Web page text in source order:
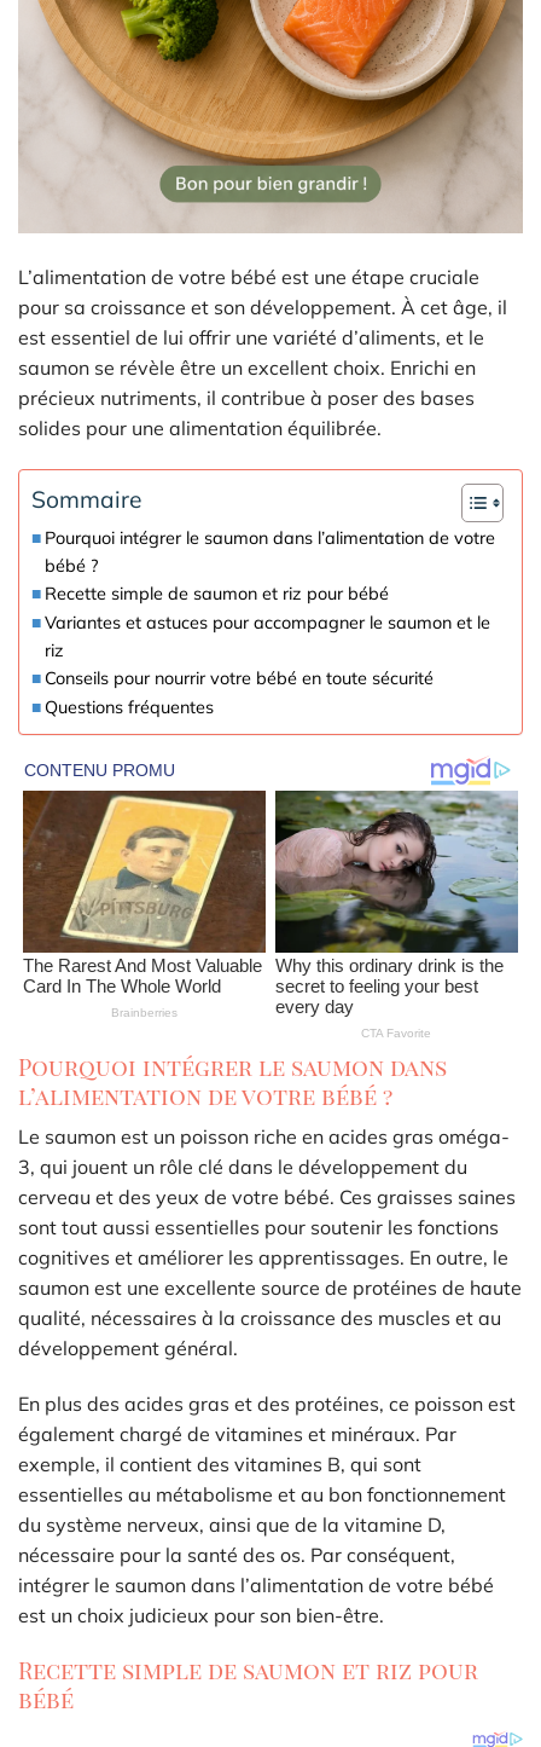
L’alimentation de votre bébé est une étape cruciale
pour sa croissance et son développement. À cet âge, il
est essentiel de lui offrir une variété d’aliments, et le
saumon se révèle être un excellent choix. Enrichi en
précieux nutriments, il contribue à poser des bases
solides pour une alimentation équilibrée.
Sommaire
Pourquoi intégrer le saumon dans l’alimentation de votre
bébé ?
Recette simple de saumon et riz pour bébé
Variantes et astuces pour accompagner le saumon et le
riz
Conseils pour nourrir votre bébé en toute sécurité
Questions fréquentes
Pourquoi intégrer le saumon dans
l’alimentation de votre bébé ?
Le saumon est un poisson riche en acides gras oméga-
3, qui jouent un rôle clé dans le développement du
cerveau et des yeux de votre bébé. Ces graisses saines
sont tout aussi essentielles pour soutenir les fonctions
cognitives et améliorer les apprentissages. En outre, le
saumon est une excellente source de protéines de haute
qualité, nécessaires à la croissance des muscles et au
développement général.
En plus des acides gras et des protéines, ce poisson est
également chargé de vitamines et minéraux. Par
exemple, il contient des vitamines B, qui sont
essentielles au métabolisme et au bon fonctionnement
du système nerveux, ainsi que de la vitamine D,
nécessaire pour la santé des os. Par conséquent,
intégrer le saumon dans l’alimentation de votre bébé
est un choix judicieux pour son bien-être.
Recette simple de saumon et riz pour
bébé